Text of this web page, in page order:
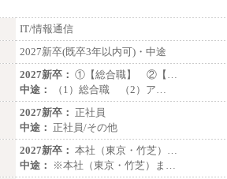
IT/情報通信
2027新卒(既卒3年以内可)・中途
2027新卒： ①【総合職】 ②【…
中途：
（1）総合職 （2）ア…
2027新卒： 正社員
中途： 正社員/その他
2027新卒： 本社（東京・竹芝）…
中途：
※本社（東京・竹芝）ま…